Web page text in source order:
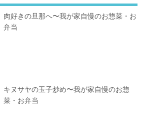
肉好きの旦那へ〜我が家自慢のお惣菜・お
弁当
キヌサヤの玉子炒め〜我が家自慢のお惣
菜・お弁当